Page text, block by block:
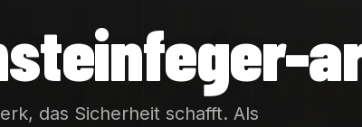
das Sicherheit schafft. Als